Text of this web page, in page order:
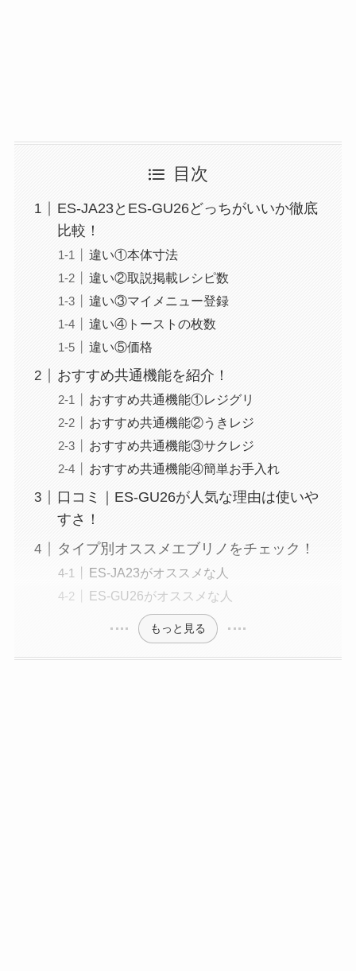
目次
ES-JA23とES-GU26どっちがいいか徹底
比較！
違い①本体寸法
違い②取説掲載レシピ数
違い③マイメニュー登録
違い④トーストの枚数
違い⑤価格
おすすめ共通機能を紹介！
おすすめ共通機能①レジグリ
おすすめ共通機能②うきレジ